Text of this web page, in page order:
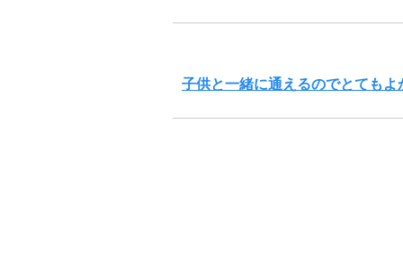
子供と一緒に通えるのでとてもよ